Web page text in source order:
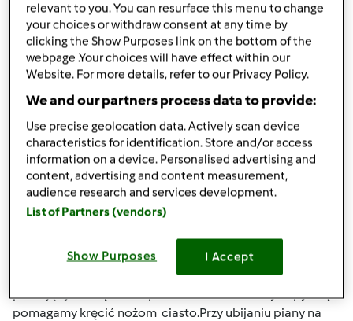
Zaloguj lub zarejestruj sięaby dodawać
komentarze
Hanna Gręda Dołączył : 24.08.2012
pon., 12/14/2015 - 19:42
Agnieszko kompletne naczynie miksujące jest z nożami
.Nigdy nie używaj naczynia bez noży bo zalejesz
podstawę.Przy podgrzewaniu masz podany czas
temperaturę i obroty.Więc noże muszą być.Wszędzie
gdzie będzie potrzebna pomoc kopystki będzie podane
mieszany prz pomocy kopystki co oznacza , że przy
pracującym urządzeniu przez otwór wkładamy kopystkę i
pomagamy kręcić nożom ciasto.Przy ubijaniu piany na
relevant to you. You can resurface this menu to change
your choices or withdraw consent at any time by
clicking the Show Purposes link on the bottom of the
webpage .Your choices will have effect within our
Website. For more details, refer to our Privacy Policy.
We and our partners process data to provide:
Use precise geolocation data. Actively scan device
characteristics for identification. Store and/or access
information on a device. Personalised advertising and
content, advertising and content measurement,
audience research and services development.
List of Partners (vendors)
Show Purposes I Accept